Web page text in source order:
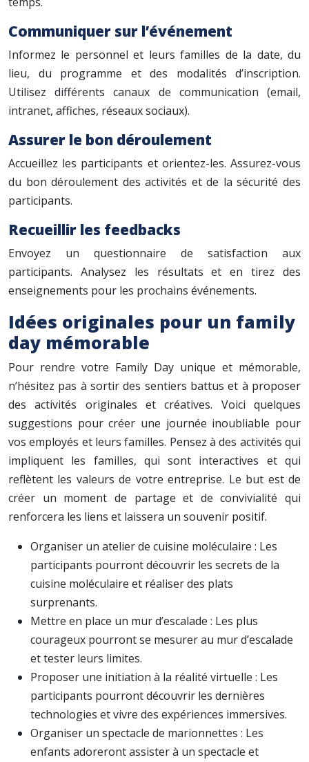
Communiquer sur l’événement
Informez le personnel et leurs familles de la date, du
lieu, du programme et des modalités d’inscription.
Utilisez différents canaux de communication (email,
intranet, affiches, réseaux sociaux).
Assurer le bon déroulement
Accueillez les participants et orientez-les. Assurez-vous
du bon déroulement des activités et de la sécurité des
participants.
Recueillir les feedbacks
Envoyez un questionnaire de satisfaction aux
participants. Analysez les résultats et en tirez des
enseignements pour les prochains événements.
Idées originales pour un family
day mémorable
Pour rendre votre Family Day unique et mémorable,
n’hésitez pas à sortir des sentiers battus et à proposer
des activités originales et créatives. Voici quelques
suggestions pour créer une journée inoubliable pour
vos employés et leurs familles. Pensez à des activités qui
impliquent les familles, qui sont interactives et qui
reflètent les valeurs de votre entreprise. Le but est de
créer un moment de partage et de convivialité qui
renforcera les liens et laissera un souvenir positif.
Organiser un atelier de cuisine moléculaire : Les
participants pourront découvrir les secrets de la
cuisine moléculaire et réaliser des plats
surprenants.
Mettre en place un mur d’escalade : Les plus
courageux pourront se mesurer au mur d’escalade
et tester leurs limites.
Proposer une initiation à la réalité virtuelle : Les
participants pourront découvrir les dernières
technologies et vivre des expériences immersives.
Organiser un spectacle de marionnettes : Les
enfants adoreront assister à un spectacle et